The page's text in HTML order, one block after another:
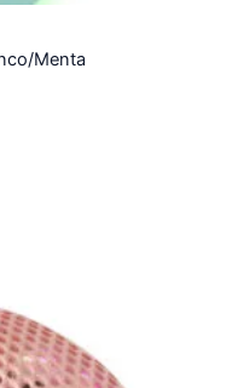
Menta